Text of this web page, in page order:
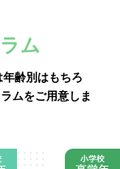
ム
齢別はもちろ
ムをご用意しま